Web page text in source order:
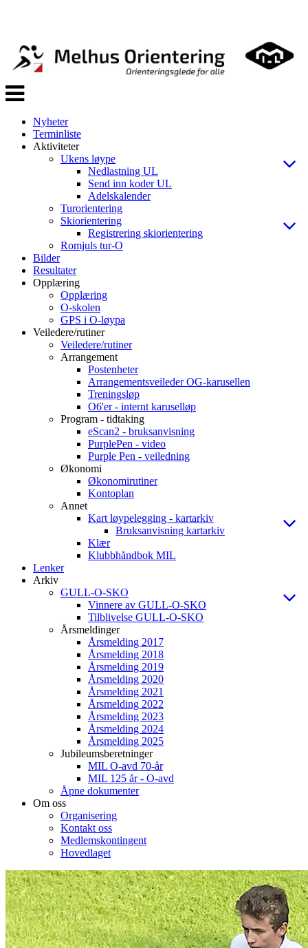
Veksle
navigasjon
Nyheter
Terminliste
Aktiviteter
Ukens løype
Nedlastning UL
Send inn koder UL
Adelskalender
Turorientering
Skiorientering
Registrering skiorientering
Romjuls tur-O
Bilder
Resultater
Opplæring
Opplæring
O-skolen
GPS i O-løypa
Veiledere/rutiner
Veiledere/rutiner
Arrangement
Postenheter
Arrangementsveileder OG-karusellen
Treningsløp
O6'er - internt karuselløp
Program - tidtaking
eScan2 - bruksanvisning
PurplePen - video
Purple Pen - veiledning
Økonomi
Økonomirutiner
Kontoplan
Annet
Kart løypelegging - kartarkiv
Bruksanvisning kartarkiv
Klær
Klubbhåndbok MIL
Lenker
Arkiv
GULL-O-SKO
Vinnere av GULL-O-SKO
Tilblivelse GULL-O-SKO
Årsmeldinger
Årsmelding 2017
Årsmelding 2018
Årsmelding 2019
Årsmelding 2020
Årsmelding 2021
Årsmelding 2022
Årsmelding 2023
Årsmelding 2024
Årsmelding 2025
Jubileumsberetninger
MIL O-avd 70-år
MIL 125 år - O-avd
Åpne dokumenter
Om oss
Organisering
Kontakt oss
Medlemskontingent
Hovedlaget